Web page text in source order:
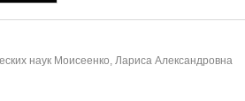
наук Моисеенко, Лариса Александровна